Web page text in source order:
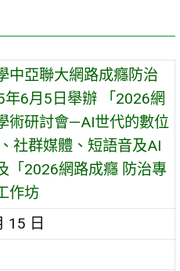
中亞聯大網路成癮防治
年6月5日舉辦 「2026網
術研討會—AI世代的數位
社群媒體、短語音及AI
「2026網路成癮 防治專
作坊
15 日